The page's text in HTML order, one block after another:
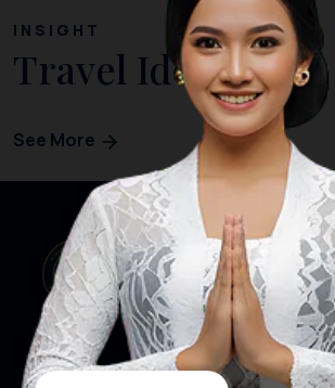
INSIGHT
Travel Ideas
See More